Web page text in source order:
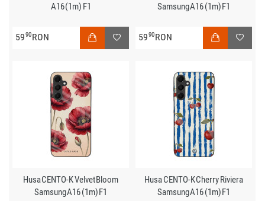
A16 (1m) F1
5990RON
Samsung A16 (1m) F1
5990RON
Husa CENTO-K Velvet Bloom
Samsung A16 (1m) F1
Husa CENTO-K Cherry Riviera
Samsung A16 (1m) F1